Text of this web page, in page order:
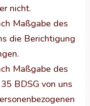
nicht.
Maßgabe des
die Berichtigung
Maßgabe des
BDSG von uns